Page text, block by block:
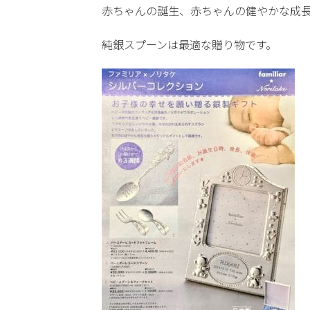
赤ちゃんの誕生、赤ちゃんの健やかな成
純銀スプーンは最適な贈り物です。